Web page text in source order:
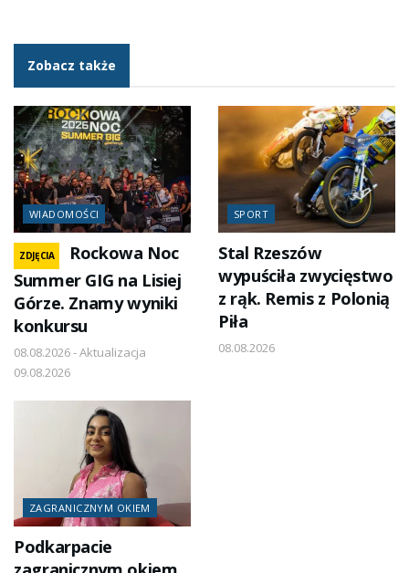
Zobacz także
WIADOMOŚCI
ZDJĘCIA
Rockowa Noc
Summer GIG na Lisiej
Górze. Znamy wyniki
konkursu
08.08.2026 - Aktualizacja
09.08.2026
SPORT
Stal Rzeszów
wypuściła zwycięstwo
z rąk. Remis z Polonią
Piła
08.08.2026
ZAGRANICZNYM OKIEM
Podkarpacie